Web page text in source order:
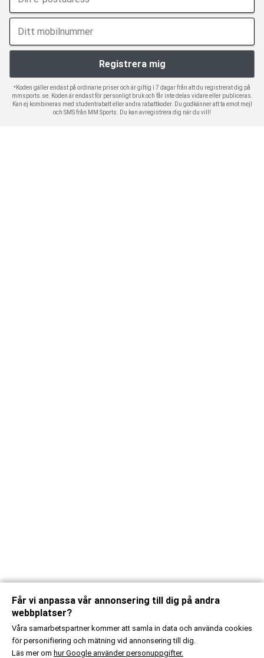
*Koden gäller endast på ordinarie priser och är giltig i 7 dagar från att du registrerat dig på
mmsports.se. Koden är endast för personligt bruk och får inte delas vidare eller publiceras.
Kan ej kombineras med studentrabatt eller andra rabattkoder. Du godkänner att ta emot mejl
och SMS från MM Sports. Du kan avregistrera dig när du vill!
Får vi anpassa vår annonsering till dig på andra
webbplatser?
Våra samarbetspartner kommer att samla in data och använda cookies
för personifiering och mätning vid annonsering till dig.
Läs mer om hur Google använder personuppgifter.